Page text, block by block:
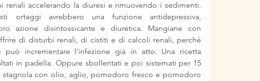
renali accelerando la diuresi e rimuovendo i sedimenti.
ortaggi avrebbero una funzione antidepressiva,
azione disintossicante e diuretica. Mangiane con
di disturbi renali, di cistiti e di calcoli renali, perché
incrementare l’infezione già in atto. Una ricetta
in padella. Oppure sbollentati e poi sistemati per 15
stagnola con olio, aglio, pomodoro fresco e pomodoro